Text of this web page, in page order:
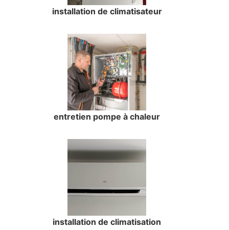
installation de climatisateur
entretien pompe à chaleur
installation de climatisation